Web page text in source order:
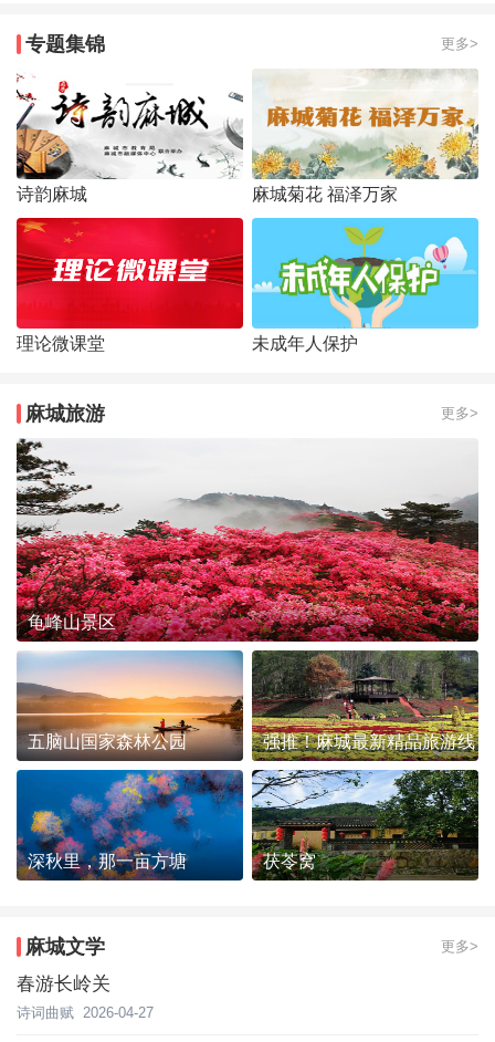
专题集锦 更多>
诗韵麻城 麻城菊花 福泽万家
理论微课堂 未成年人保护
麻城旅游 更多>
龟峰山景区
五脑山国家森林公园 强推！麻城最新精品旅游线
路发布~
深秋里，那一亩方塘 茯苓窝
麻城文学 更多>
春游长岭关
诗词曲赋 2026-04-27